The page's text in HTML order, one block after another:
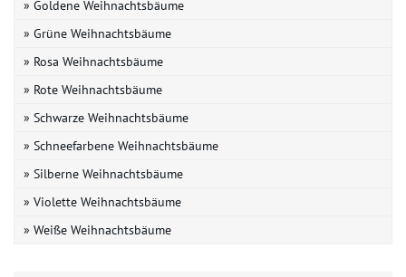
» Goldene Weihnachtsbäume
» Grüne Weihnachtsbäume
» Rosa Weihnachtsbäume
» Rote Weihnachtsbäume
» Schwarze Weihnachtsbäume
» Schneefarbene Weihnachtsbäume
» Silberne Weihnachtsbäume
» Violette Weihnachtsbäume
» Weiße Weihnachtsbäume